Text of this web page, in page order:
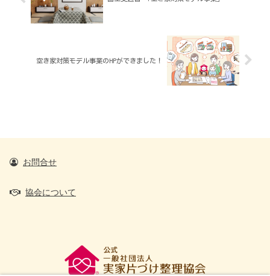
空き家対策モデル事業のHPができました！
お問合せ
協会について